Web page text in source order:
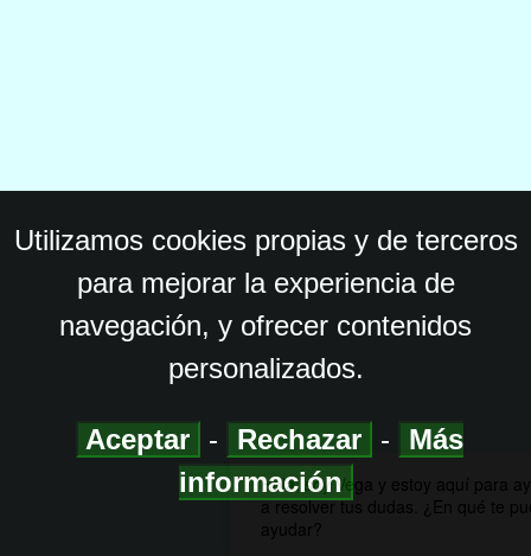
Utilizamos cookies propias y de terceros
para mejorar la experiencia de
navegación, y ofrecer contenidos
personalizados.
Aceptar - Rechazar -
Más
información